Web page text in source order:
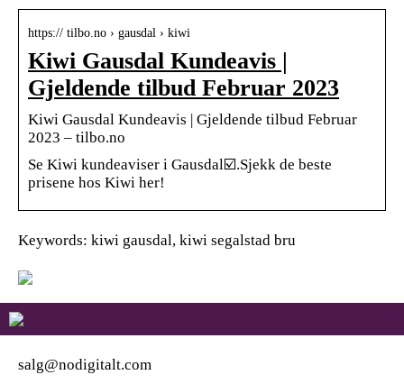
https:// tilbo.no › gausdal › kiwi
Kiwi Gausdal Kundeavis |
Gjeldende tilbud Februar 2023
Kiwi Gausdal Kundeavis | Gjeldende tilbud Februar
2023 – tilbo.no
Se Kiwi kundeaviser i Gausdal☑️.Sjekk de beste
prisene hos Kiwi her!
Keywords: kiwi gausdal, kiwi segalstad bru
salg@nodigitalt.com